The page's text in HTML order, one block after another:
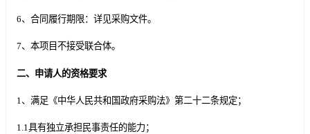
6、合同履行期限：详见采购文件。
7、本项目不接受联合体。
二、申请人的资格要求
1、满足《中华人民共和国政府采购法》第二十二条规定；
1.1具有独立承担民事责任的能力；